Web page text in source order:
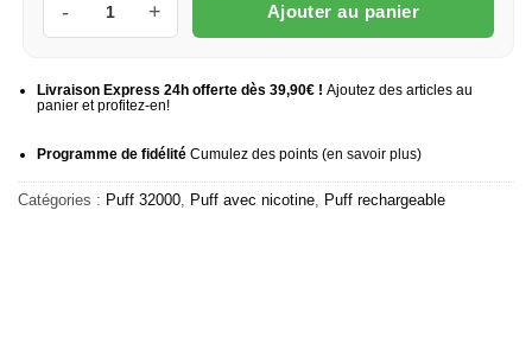
quantité de Puff 32k Infinity X JNR Watermelon Mango
Ajouter au panier
Livraison Express 24h offerte dès 39,90€ ! Ajoutez des articles au
panier et profitez-en!
Programme de fidélitéCumulez des points (en savoir plus)
Catégories : Puff 32000 Puff avec nicotine Puff rechargeable